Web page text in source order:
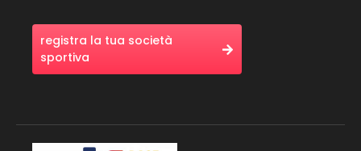
registra la tua società
sportiva